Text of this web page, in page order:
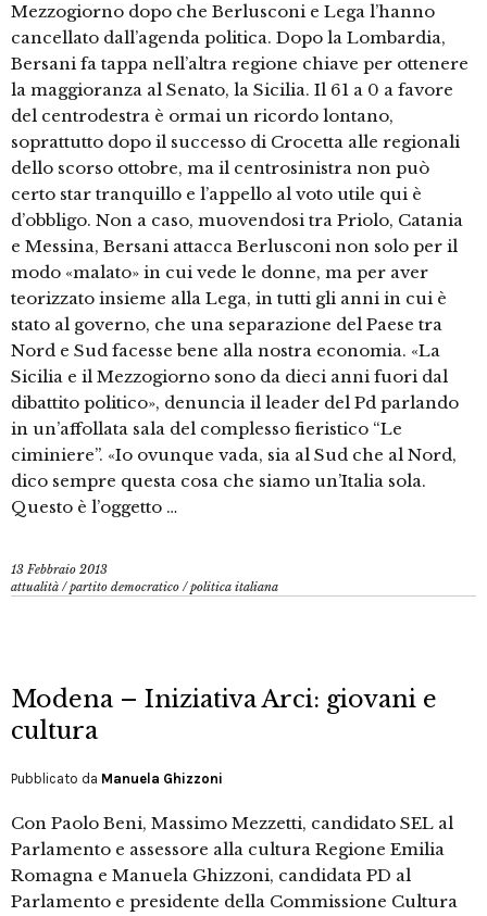
Mezzogiorno dopo che Berlusconi e Lega l’hanno
cancellato dall’agenda politica. Dopo la Lombardia,
Bersani fa tappa nell’altra regione chiave per ottenere
la maggioranza al Senato, la Sicilia. Il 61 a 0 a favore
del centrodestra è ormai un ricordo lontano,
soprattutto dopo il successo di Crocetta alle regionali
dello scorso ottobre, ma il centrosinistra non può
certo star tranquillo e l’appello al voto utile qui è
d’obbligo. Non a caso, muovendosi tra Priolo, Catania
e Messina, Bersani attacca Berlusconi non solo per il
modo «malato» in cui vede le donne, ma per aver
teorizzato insieme alla Lega, in tutti gli anni in cui è
stato al governo, che una separazione del Paese tra
Nord e Sud facesse bene alla nostra economia. «La
Sicilia e il Mezzogiorno sono da dieci anni fuori dal
dibattito politico», denuncia il leader del Pd parlando
in un’affollata sala del complesso fieristico “Le
ciminiere”. «Io ovunque vada, sia al Sud che al Nord,
dico sempre questa cosa che siamo un’Italia sola.
Questo è l’oggetto …
13 Febbraio 2013
attualità /partito democratico /politica italiana
Modena – Iniziativa Arci: giovani e
cultura
Pubblicato da Manuela Ghizzoni
Con Paolo Beni, Massimo Mezzetti, candidato SEL al
Parlamento e assessore alla cultura Regione Emilia
Romagna e Manuela Ghizzoni, candidata PD al
Parlamento e presidente della Commissione Cultura